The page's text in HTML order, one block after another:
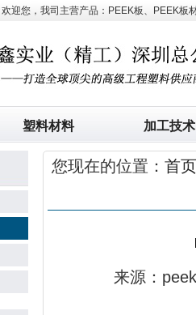
迎您，我司主营产品：PEEK板、PEEK板
塑料材料 加工技术
您现在的位置： 首页
来源：